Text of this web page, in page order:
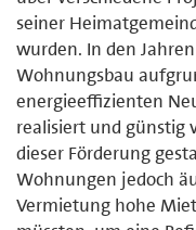
seiner
wurden. In den
Wohnungsbau
energieeffizienten
realisiert und günstig
dieser Förderung
Wohnungen jedoch
Vermietung hohe